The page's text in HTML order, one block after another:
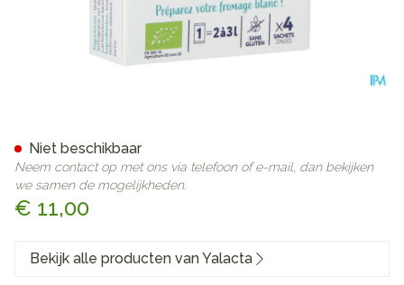
€ 11,00
Niet beschikbaar
Neem contact op met ons via telefoon of e-mail, dan bekijken
we samen de mogelijkheden.
Bekijk alle producten van Yalacta